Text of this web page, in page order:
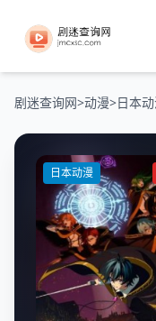
剧迷查询网>动漫>日本
日本动漫